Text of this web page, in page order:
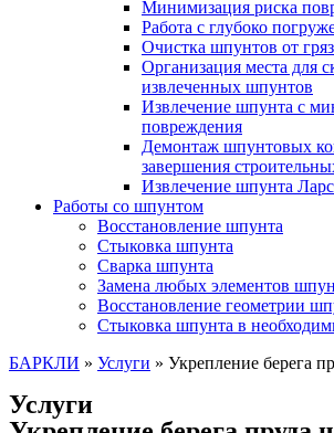
Минимизация риска
Работа с глубоко
Очистка шпунтов от
Организация места для
извлеченных шпунтов
Извлечение шпунта с
повреждения
Демонтаж шпунтовых
завершения
Извлечение шпунта
Работы со шпунтом
Восстановление шпунта
Стыковка шпунта
Сварка шпунта
Замена любых элементов
Восстановление геометрии
Стыковка шпунта в
БАРКЛИ » Услуги » Укрепление берега
Услуги